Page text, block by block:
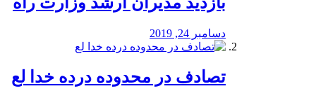
دسامبر 24, 2019
تصادف در محدوده درده خدا لع